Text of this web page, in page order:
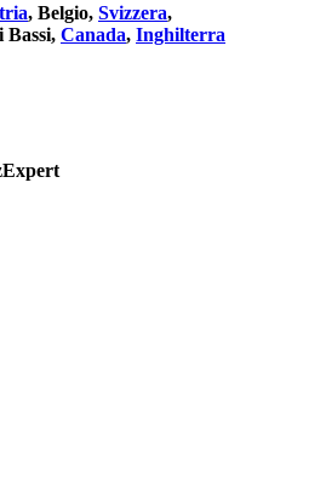
, Belgio, Svizzera,
Bassi, Canada, Inghilterra